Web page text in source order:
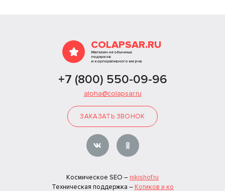
COLAPSAR.RU
Магазин необычных
подарков
и корпоративного мерча
+7 (800) 550-09-96
aloha@colapsar.ru
ЗАКАЗАТЬ ЗВОНОК
Космическое SEO – nikishof.ru
Техническая поддержка – Котиков и ко